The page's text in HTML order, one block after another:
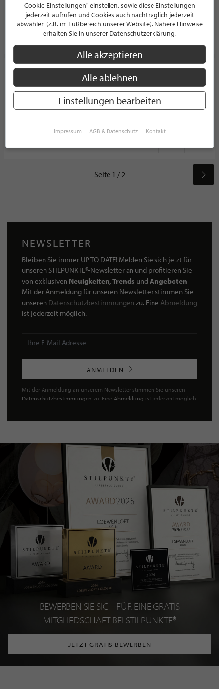
10623 Berlin
Deutschland
PROFIL
Gebrüder Jürgens by One Kitchen
HAUSHALTSWAREN
Mittelweg 125
20148 Hamburg
Seite 1 / 2
NEWSLETTER
Bleiben Sie immer UP TO DATE! Melden Sie sich jetzt für
unseren STILPUNKTE®-Newsletter an und profitieren Sie
von exklusiven Neuigkeiten, Trends undAngeboten
Mit der Anmeldung für unseren Newsletter stimmen Sie
unseren Datenschutzbestimmungen zu. Eine Abmeldung
ist jederzeit möglich.
ANMELDEN
Mit der Anmeldung an unserem Newsletter stimmen Sie unseren
Datenschutzbestimmungen zu. Eine Abmeldung ist jederzeit möglich.
BEWERBEN SIE SICH FÜR EINE GRATIS
MITGLIEDSCHAFT BEI STILPUNKTE®
JETZT GRATIS BEWERBEN
Cookie-Einstellungen" einstellen, sowie diese Einstellungen
jederzeit aufrufen und Cookies auch nachträglich jederzeit
abwählen (z.B. im Fußbereich unserer Website). Nähere Hinweise
erhalten Sie in unserer Datenschutzerklärung.
Alle akzeptieren
Alle ablehnen
Einstellungen bearbeiten
Impressum AGB & Datenschutz Kontakt